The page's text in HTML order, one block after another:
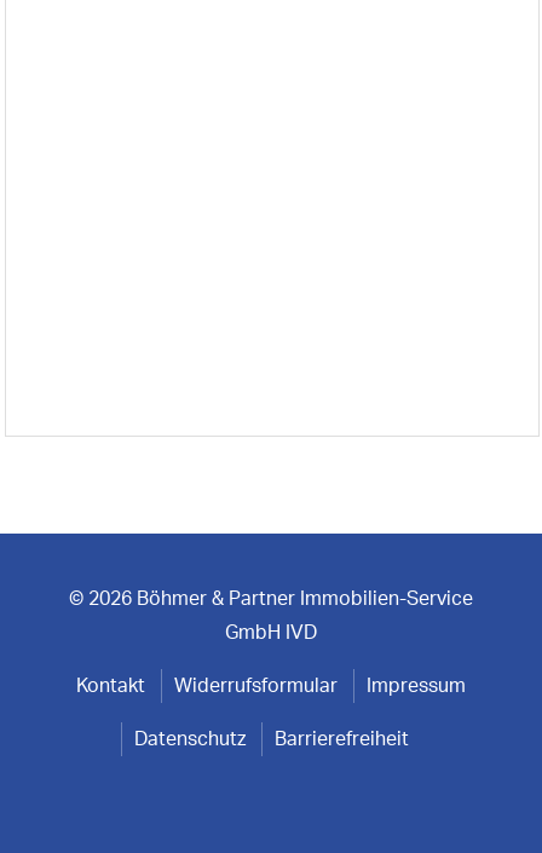
© 2026 Böhmer & Partner Immobilien-Service
GmbH IVD
Kontakt Widerrufsformular Impressum
Datenschutz Barrierefreiheit